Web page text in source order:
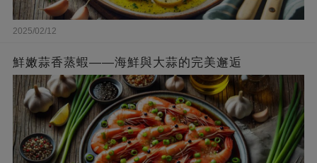
2025/02/12
鮮嫩蒜香蒸蝦——海鮮與大蒜的完美邂逅